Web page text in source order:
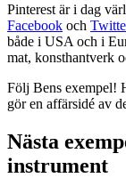
Pinterest är i dag
Facebook och
både i USA och i
mat, konsthantverk
Följ Bens exempel!
gör en affärsidé av
Nästa
instrument